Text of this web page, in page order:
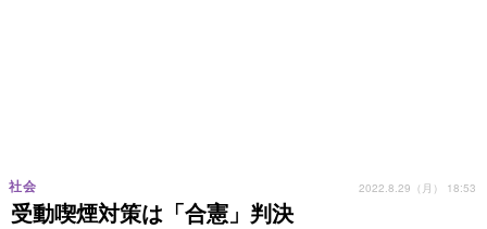
受動喫煙対策は「合憲」判決
社会 2022.8.29（月） 18:53